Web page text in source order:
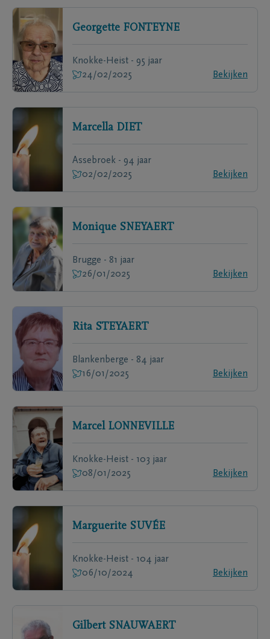
Georgette FONTEYNE
Knokke-Heist - 95 jaar
24/02/2025
Bekijken
Marcella DIET
Assebroek - 94 jaar
02/02/2025
Bekijken
Monique SNEYAERT
Brugge - 81 jaar
26/01/2025
Bekijken
Rita STEYAERT
Blankenberge - 84 jaar
16/01/2025
Bekijken
Marcel LONNEVILLE
Knokke-Heist - 103 jaar
08/01/2025
Bekijken
Marguerite SUVÉE
Knokke-Heist - 104 jaar
06/10/2024
Bekijken
Gilbert SNAUWAERT